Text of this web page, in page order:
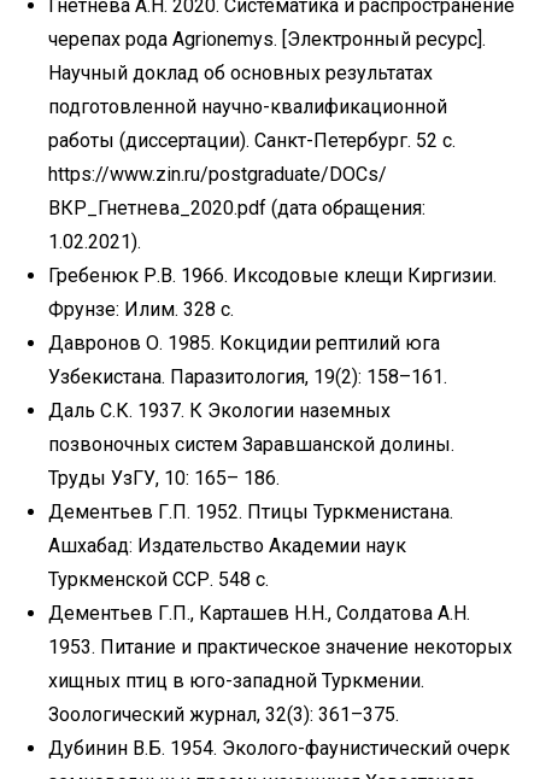
Гнетнева А.Н. 2020. Систематика и распространение
черепах рода Agrionemys. [Электронный ресурс].
Научный доклад об основных результатах
подготовленной научно-квалификационной
работы (диссертации). Санкт-Петербург. 52 с.
https://www.zin.ru/postgraduate/DOCs/
ВКР_Гнетнева_2020.pdf (дата обращения:
1.02.2021).
Гребенюк Р.В. 1966. Иксодовые клещи Киргизии.
Фрунзе: Илим. 328 с.
Давронов О. 1985. Кокцидии рептилий юга
Узбекистана. Паразитология, 19(2): 158–161.
Даль С.К. 1937. К Экологии наземных
позвоночных систем Заравшанской долины.
Труды УзГУ, 10: 165– 186.
Дементьев Г.П. 1952. Птицы Туркменистана.
Ашхабад: Издательство Академии наук
Туркменской ССР. 548 с.
Дементьев Г.П., Карташев Н.Н., Солдатова А.Н.
1953. Питание и практическое значение некоторых
хищных птиц в юго-западной Туркмении.
Зоологический журнал, 32(3): 361–375.
Дубинин В.Б. 1954. Эколого-фаунистический очерк